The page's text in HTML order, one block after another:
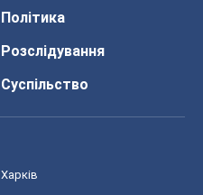
Політика
Розслідування
Суспільство
Харків